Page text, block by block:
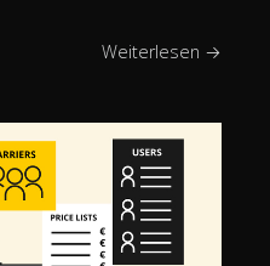
Weiterlesen →